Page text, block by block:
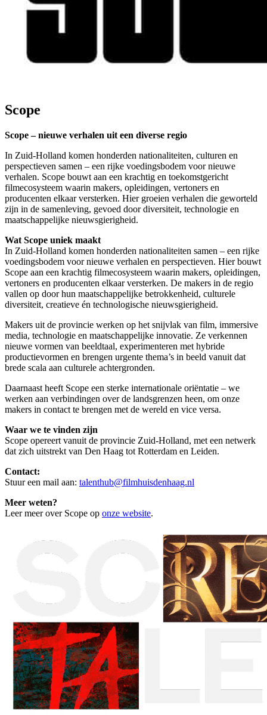
Scope
Scope – nieuwe verhalen uit een diverse regio
In Zuid-Holland komen honderden nationaliteiten, culturen en
perspectieven samen – een rijke voedingsbodem voor nieuwe
verhalen. Scope bouwt aan een krachtig en toekomstgericht
filmecosysteem waarin makers, opleidingen, vertoners en
producenten elkaar versterken. Hier groeien verhalen die geworteld
zijn in de samenleving, gevoed door diversiteit, technologie en
maatschappelijke nieuwsgierigheid.
Wat Scope uniek maakt
In Zuid-Holland komen honderden nationaliteiten samen – een rijke
voedingsbodem voor nieuwe verhalen en perspectieven. Hier bouwt
Scope aan een krachtig filmecosysteem waarin makers, opleidingen,
vertoners en producenten elkaar versterken. De makers in de regio
vallen op door hun maatschappelijke betrokkenheid, culturele
diversiteit, creatieve én technologische nieuwsgierigheid.
Makers uit de provincie werken op het snijvlak van film, immersive
media, technologie en maatschappelijke innovatie. Ze verkennen
nieuwe vormen van beeldtaal, experimenteren met hybride
productievormen en brengen urgente thema’s in beeld vanuit dat
brede scala aan culturele achtergronden.
Daarnaast heeft Scope een sterke internationale oriëntatie – we
werken aan verbindingen over de landsgrenzen heen, om onze
makers in contact te brengen met de wereld en vice versa.
Waar we te vinden zijn
Scope opereert vanuit de provincie Zuid-Holland, met een netwerk
dat zich uitstrekt van Den Haag tot Rotterdam en Leiden.
Contact:
Stuur een mail aan: talenthub@filmhuisdenhaag.nl
Meer weten?
Leer meer over Scope op onze website.